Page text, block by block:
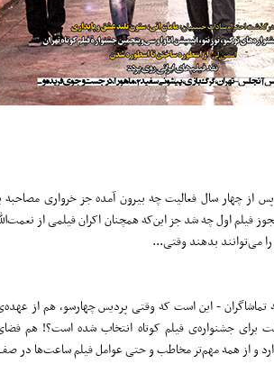
چهار سال فعالیت چه بیرون آمده جز خرواری مصاحبه
اول چه شد جز این‌که همچنان اکران فیلمی از
می‌توانند بدهند وقتی...
تماشاگران - این است که وقتی پردیس چهارسو، هم از
برای جشنواره‌ی فیلم کوتاه انتخاب شده است؟! هم
و از همه مهم‌تر مخاطب و حتی عوامل فیلم ساعت‌ها در